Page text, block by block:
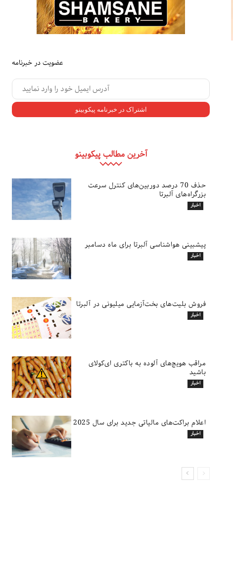
عضویت در خبرنامه
آخرین مطالب پیکوبینو
حذف 70 درصد دوربین‌های کنترل سرعت
بزرگراه‌های آلبرتا
اخبار
پیشبینی هواشناسی آلبرتا برای ماه دسامبر
اخبار
فروش بلیت‌های بخت‌آزمایی میلیونی در آلبرتا
اخبار
مراقب هویج‌های آلوده به باکتری ای‌کولای
باشید
اخبار
اعلام براکت‌های مالیاتی جدید برای سال 2025
اخبار